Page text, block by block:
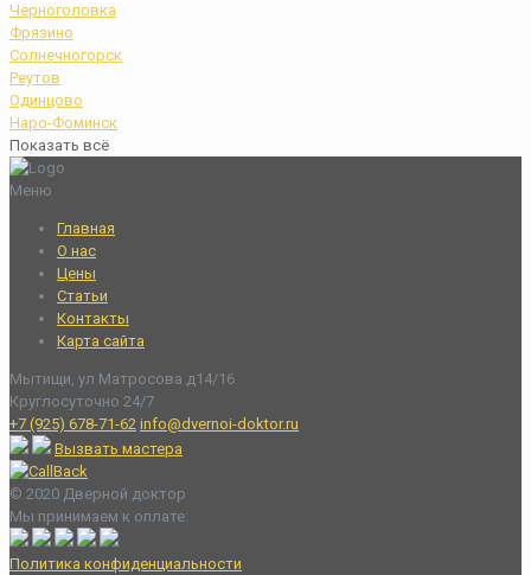
Черноголовка
Фрязино
Солнечногорск
Реутов
Одинцово
Наро-Фоминск
Показать всё
Меню
Главная
О нас
Цены
Статьи
Контакты
Карта сайта
Мытищи, ул Матросова д14/16
Круглосуточно 24/7
+7 (925) 678-71-62 info@dvernoi-doktor.ru
Вызвать мастера
© 2020 Дверной доктор
Мы принимаем к оплате:
Политика конфиденциальности